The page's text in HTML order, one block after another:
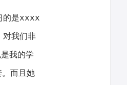
的是xxxx
对我们非
我的学
而且她